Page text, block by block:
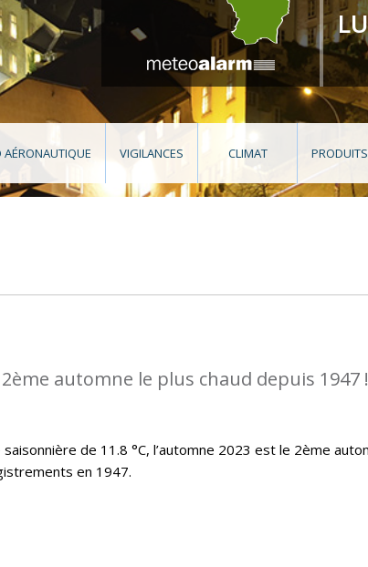
AÉRONAUTIQUE VIGILANCES CLIMAT
automne le plus chaud depuis 1947 !
de 11.8 °C, l’automne 2023 est le 2ème
en 1947.